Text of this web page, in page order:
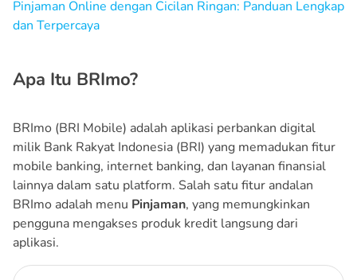
Pinjaman Online dengan Cicilan Ringan: Panduan Lengkap
dan Terpercaya
Apa Itu BRImo?
BRImo (BRI Mobile) adalah aplikasi perbankan digital
milik Bank Rakyat Indonesia (BRI) yang memadukan fitur
mobile banking, internet banking, dan layanan finansial
lainnya dalam satu platform. Salah satu fitur andalan
BRImo adalah menu Pinjaman, yang memungkinkan
pengguna mengakses produk kredit langsung dari
aplikasi.